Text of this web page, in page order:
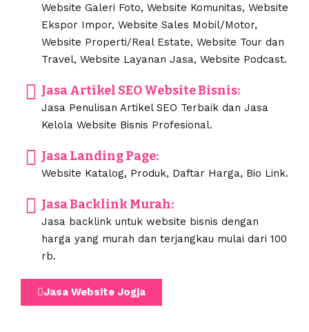
Website Galeri Foto, Website Komunitas, Website
Ekspor Impor, Website Sales Mobil/Motor,
Website Properti/Real Estate, Website Tour dan
Travel, Website Layanan Jasa, Website Podcast.
Jasa Artikel SEO Website Bisnis:
Jasa Penulisan Artikel SEO Terbaik dan Jasa
Kelola Website Bisnis Profesional.
Jasa Landing Page:
Website Katalog, Produk, Daftar Harga, Bio Link.
Jasa Backlink Murah:
Jasa backlink untuk website bisnis dengan
harga yang murah dan terjangkau mulai dari 100
rb.
Jasa Website Jogja